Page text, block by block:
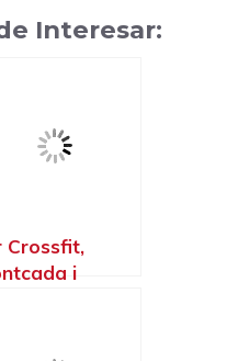
Interesar:
Crossfit,
i